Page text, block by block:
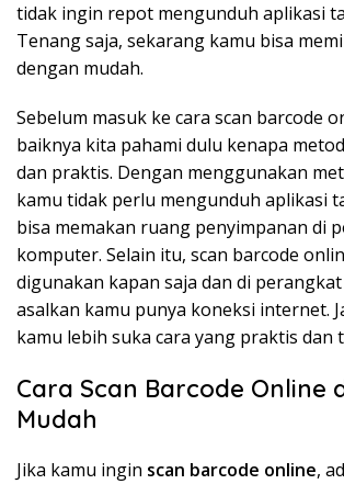
tidak ingin repot mengunduh aplikasi
Tenang saja, sekarang kamu bisa
dengan mudah.
Sebelum masuk ke cara scan barcode
baiknya kita pahami dulu kenapa
dan praktis. Dengan menggunakan
kamu tidak perlu mengunduh aplikasi
bisa memakan ruang penyimpanan di
komputer. Selain itu, scan barcode
digunakan kapan saja dan di perangkat
asalkan kamu punya koneksi internet.
kamu lebih suka cara yang praktis dan
Cara Scan Barcode Online
Mudah
Jika kamu ingin scan barcode online,